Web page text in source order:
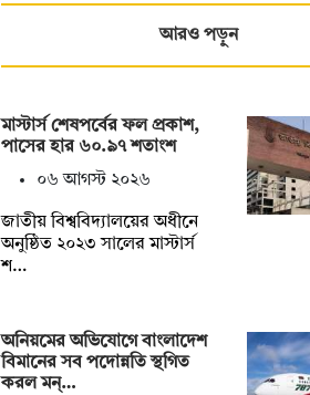
আরও পড়ুন
মাস্টার্স শেষপর্বের ফল প্রকাশ,
পাসের হার ৬০.৯৭ শতাংশ
০৬ আগস্ট ২০২৬
জাতীয় বিশ্ববিদ্যালয়ের অধীনে
অনুষ্ঠিত ২০২৩ সালের মাস্টার্স
শ…
অনিয়মের অভিযোগে বাংলাদেশ
বিমানের সব পদোন্নতি স্থগিত
করল মন্…